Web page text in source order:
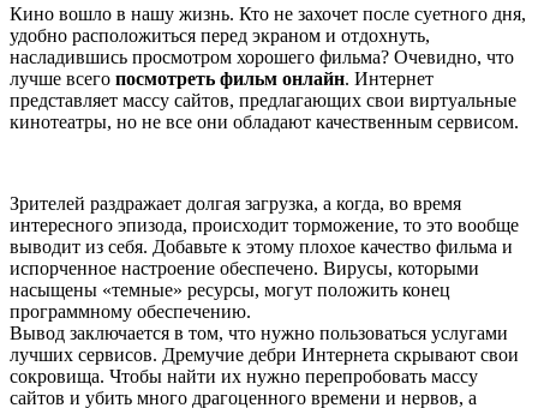
Кино вошло в нашу жизнь. Кто не захочет после суетного дня,
удобно расположиться перед экраном и отдохнуть,
насладившись просмотром хорошего фильма? Очевидно, что
лучше всего посмотреть фильм онлайн. Интернет
представляет массу сайтов, предлагающих свои виртуальные
кинотеатры, но не все они обладают качественным сервисом.
Зрителей раздражает долгая загрузка, а когда, во время
интересного эпизода, происходит торможение, то это вообще
выводит из себя. Добавьте к этому плохое качество фильма и
испорченное настроение обеспечено. Вирусы, которыми
насыщены «темные» ресурсы, могут положить конец
программному обеспечению.
Вывод заключается в том, что нужно пользоваться услугами
лучших сервисов. Дремучие дебри Интернета скрывают свои
сокровища. Чтобы найти их нужно перепробовать массу
сайтов и убить много драгоценного времени и нервов, а